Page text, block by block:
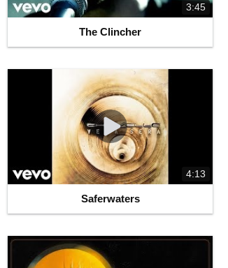
3:45
The Clincher
4:13
Saferwaters